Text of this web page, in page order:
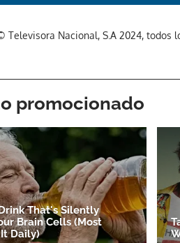
Televisora Nacional, S.A 2024, todos